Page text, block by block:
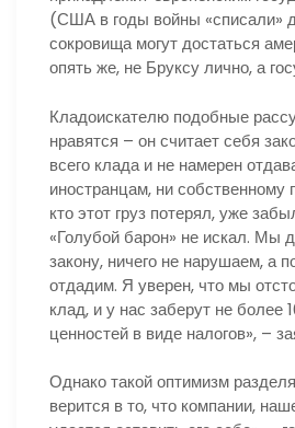
(США в годы войны «списали»
сокровища могут достаться
опять же, не Бруксу лично, а
Кладоискателю подобные
нравятся – он считает себя
всего клада и не намерен
иностранцам, ни собственному
кто этот груз потерял, уже
«Голубой барон» не искал. Мы
закону, ничего не нарушаем, а
отдадим. Я уверен, что мы
клад, и у нас заберут не более
ценностей в виде налогов», –
Однако такой оптимизм
верится в то, что компании,